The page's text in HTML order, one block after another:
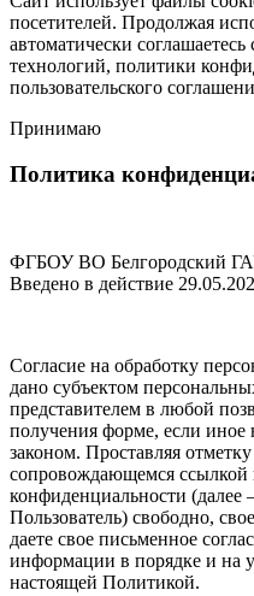
посетителей. Продолжая
автоматически
технологий, политики
пользовательского
Принимаю
Политика
ФГБОУ ВО Белгородский
Введено в действие
Согласие на обработку
дано субъектом
представителем в любой
получения форме, если иное
законом. Проставляя
сопровождающемся
конфиденциальности
Пользователь) свободно,
даете свое письменное
информации в порядке и на
настоящей Политикой.